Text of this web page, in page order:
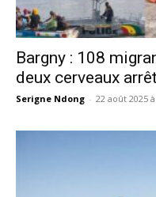
Bargny : 108
deux cerveaux
Serigne Ndong - 22 août 2025